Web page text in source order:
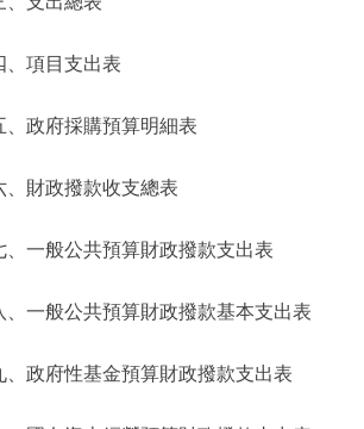
北京概況
綠色北京
ENGLISH
項目支出表
府採購預算明細表
政撥款收支總表
般公共預算財政撥款支出表
般公共預算財政撥款基本支出表
府性基金預算財政撥款支出表